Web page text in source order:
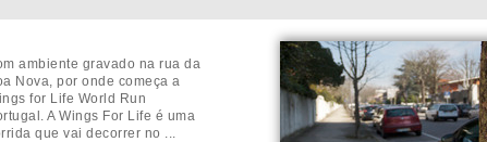
ambiente gravado na rua da
Nova, por onde começa a
for Life World Run
A Wings For Life é uma
que vai decorrer no ...